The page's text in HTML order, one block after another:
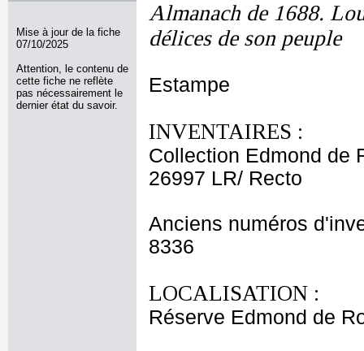
Mise à jour de la fiche
07/10/2025
Attention, le contenu de
cette fiche ne reflète
pas nécessairement le
dernier état du savoir.
Almanach de 1688.
délices de son peuple
Estampe
INVENTAIRES :
Collection Edmond de
26997 LR/ Recto
Anciens numéros
8336
LOCALISATION :
Réserve Edmond de